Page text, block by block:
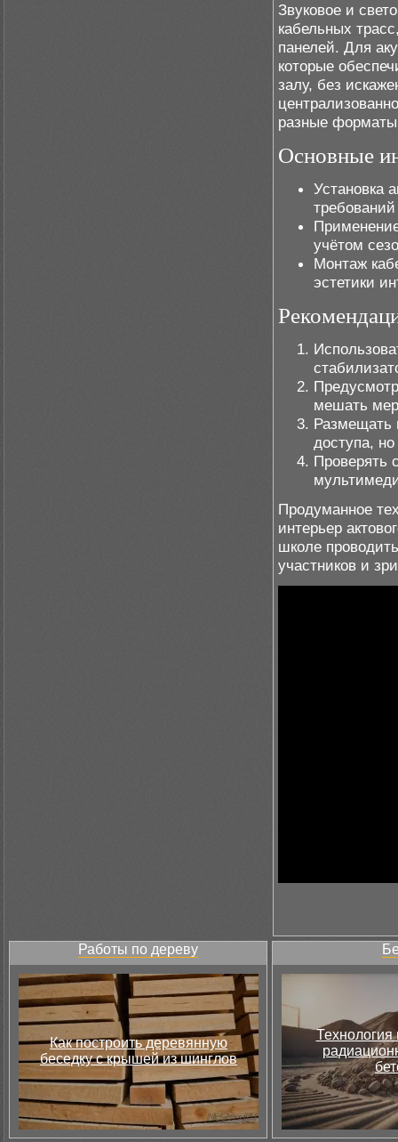
Звуковое и
кабельных
панелей. Для
которые
залу, без
разные
Основные
Установка
учётом
Монтаж
эстетики
мешать
Размещать
доступа,
Проверять
Продуманное
интерьер
школе
участников и
Работы по дереву
Как построить деревянную
беседку с крышей из шинглов
Технология